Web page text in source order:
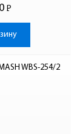
Р
-
WBS-254/2